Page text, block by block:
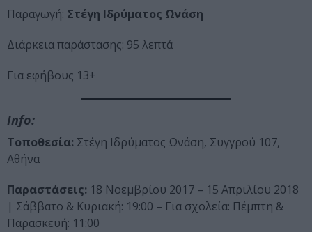
Παραγωγή: Στέγη Ιδρύματος Ωνάση
Διάρκεια παράστασης: 95 λεπτά
Για εφήβους 13+
Info:
Τοποθεσία: Στέγη Ιδρύματος Ωνάση, Συγγρού 107,
Αθήνα
Παραστάσεις: 18 Νοεμβρίου 2017 – 15 Απριλίου 2018
| Σάββατο & Κυριακή: 19:00 – Για σχολεία: Πέμπτη &
Παρασκευή: 11:00